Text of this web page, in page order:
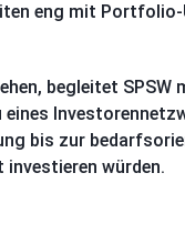
eng mit Portfolio-
begleitet SPSW
bis zur
würden.